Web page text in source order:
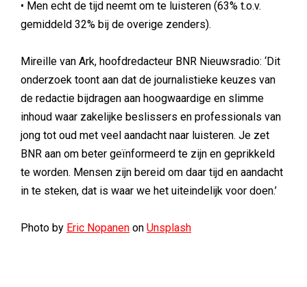
• Men echt de tijd neemt om te luisteren (63% t.o.v.
gemiddeld 32% bij de overige zenders).
Mireille van Ark, hoofdredacteur BNR Nieuwsradio: ‘Dit
onderzoek toont aan dat de journalistieke keuzes van
de redactie bijdragen aan hoogwaardige en slimme
inhoud waar zakelijke beslissers en professionals van
jong tot oud met veel aandacht naar luisteren. Je zet
BNR aan om beter geïnformeerd te zijn en geprikkeld
te worden. Mensen zijn bereid om daar tijd en aandacht
in te steken, dat is waar we het uiteindelijk voor doen.’
Photo by Eric Nopanen on Unsplash